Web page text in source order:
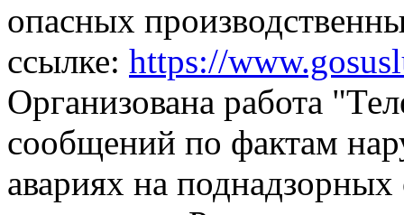
опасных
ссылке: https://
Организована работа
сообщений по фактам
авариях на поднадзорных